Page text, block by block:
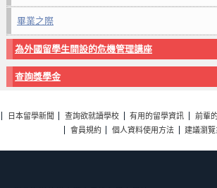
畢業之際
為外國留學生開設的危機管理講座
查詢獎學金
日本留學新聞 查詢欲就讀學校 有用的留學資訊 前輩
會員規約
個人資料使用方法 建議瀏